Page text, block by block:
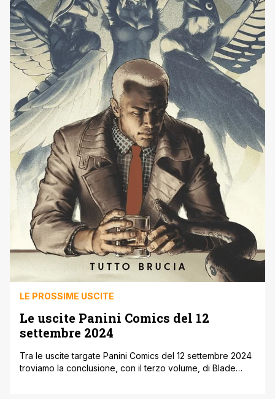
LE PROSSIME USCITE
Le uscite Panini Comics del 12
settembre 2024
Tra le uscite targate Panini Comics del 12 settembre 2024
troviamo la conclusione, con il terzo volume, di Blade